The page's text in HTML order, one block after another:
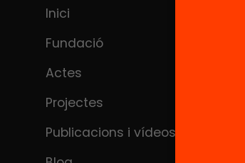
Inici
Fundació
Actes
Projectes
Publicacions i vídeos